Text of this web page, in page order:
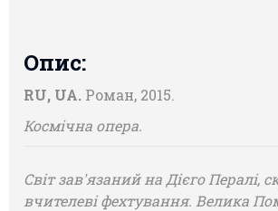
Опис:
RU, UA. Роман, 2015.
Космічна опера.
Світ зав'язаний на Дієго Пералі,
вчителеві фехтування. Велика